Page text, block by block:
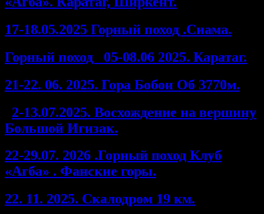
17-18.05.2025 Горный поход .Сиама.
Горный поход 05-08.06 2025. Каратаг.
21-22. 06. 2025. Гора Бобои Об 3770м.
2-13.07.2025. Восхождение на вершину
Большой Игизак.
22-29.07. 2026 .Горный поход Клуб
«Агба» . Фанские горы.
22. 11. 2025. Скалодром 19 км.